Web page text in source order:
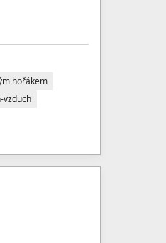
hořákem
vzduch